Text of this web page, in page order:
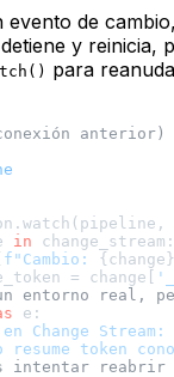
evento de
y reinicia,
para
anterior)
in change_stream:
f"Cambio: {change}
= change[
entorno real,
e:
Change Stream:
resume token
intentar reabrir